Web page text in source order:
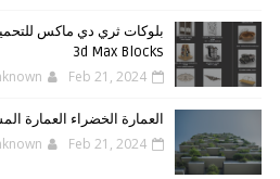
بلوكات ثري دي ماكس
3d Max Blocks
Feb 21, 2024
العمارة الخضراء العمارة
Feb 21, 2024